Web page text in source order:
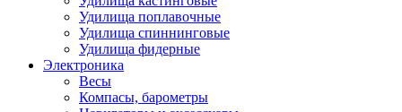
Удилища поплавочные
Удилища спиннинговые
Удилища фидерные
Электроника
Весы
Компасы, барометры